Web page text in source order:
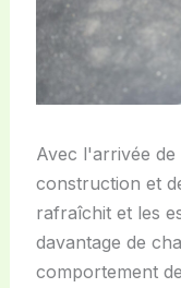
Avec l'arrivée
construction et
rafraîchit et les
davantage de
comportement